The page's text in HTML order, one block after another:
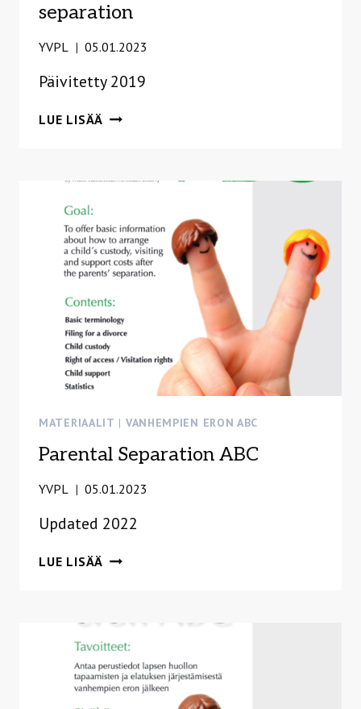
separation
YVPL 05.01.2023
Päivitetty 2019
LUE LISÄÄ ABC
MATERIAALIT | VANHEMPIEN ERON ABC
Parental Separation ABC
YVPL 05.01.2023
Updated 2022
LUE LISÄÄ PARENTAL